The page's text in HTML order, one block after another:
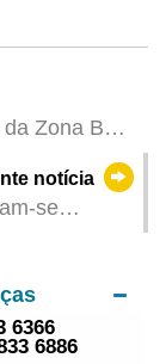
Zona B
para
um
notícia
se
pelo
6366
6886